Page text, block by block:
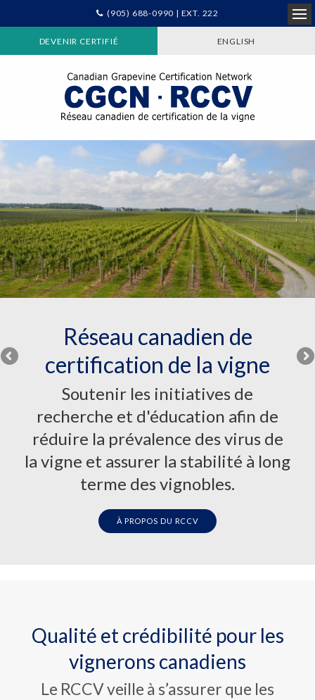
(905) 688-0990 | EXT. 222
DEVENIR CERTIFIÉ ENGLISH
Réseau canadien de
certification de la vigne
Soutenir les initiatives de
recherche et d'éducation afin de
réduire la prévalence des virus de
la vigne et assurer la stabilité à long
terme des vignobles.
À PROPOS DU RCCV
Programmes de
certification de la vigne
Les programmes de certification fondés
sur la science que nous offrons visent à
réduire la présence et la propagation des
virus de la vigne.
À PROPOS DE LA CERTIFICATION
Voix du terrain
Découvrez les réflexions de ceux et celles
qui travaillent directement avec des
vignes propres et du matériel certifié.
EN SAVOIR PLUS
Qualité et crédibilité pour les
vignerons canadiens
Le RCCV veille à s’assurer que les